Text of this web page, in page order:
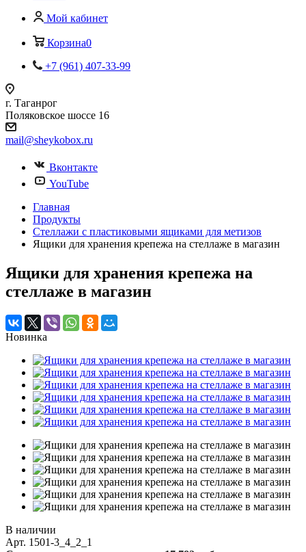
Мой кабинет
Корзина0
+7 (961) 407-33-99
г. Таганрог
Поляковское шоссе 16
mail@sheykobox.ru
Вконтакте
YouTube
Главная
Продукты
Стеллажи с пластиковыми ящиками для метизов
Ящики для хранения крепежа на стеллаже в магазин
Ящики для хранения крепежа на
стеллаже в магазин
Новинка
В наличии
Арт. 1501-3_4_2_1